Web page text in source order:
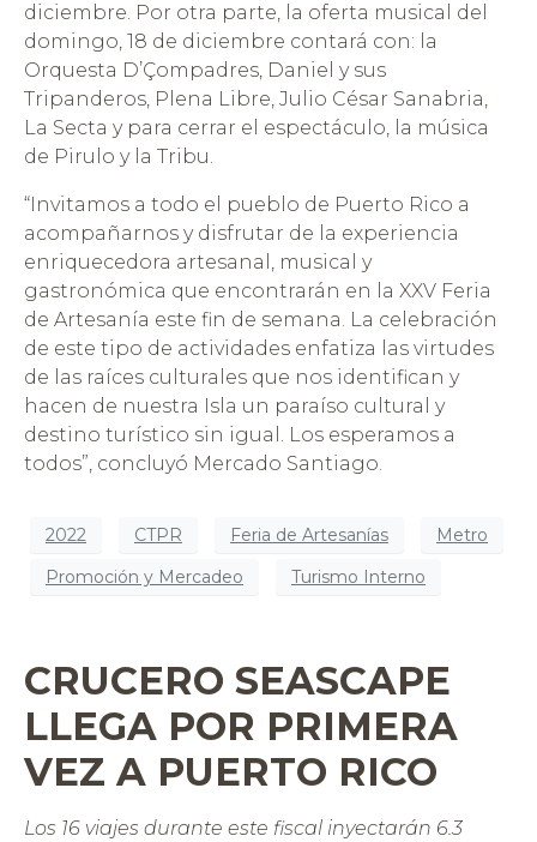
diciembre. Por otra parte, la oferta musical del
domingo, 18 de diciembre contará con: la
Orquesta D’Çompadres, Daniel y sus
Tripanderos, Plena Libre, Julio César Sanabria,
La Secta y para cerrar el espectáculo, la música
de Pirulo y la Tribu.
“Invitamos a todo el pueblo de Puerto Rico a
acompañarnos y disfrutar de la experiencia
enriquecedora artesanal, musical y
gastronómica que encontrarán en la XXV Feria
de Artesanía este fin de semana. La celebración
de este tipo de actividades enfatiza las virtudes
de las raíces culturales que nos identifican y
hacen de nuestra Isla un paraíso cultural y
destino turístico sin igual. Los esperamos a
todos”, concluyó Mercado Santiago.
2022 CTPR Feria de Artesanías
Metro
Promoción y Mercadeo
Turismo Interno
CRUCERO SEASCAPE
LLEGA POR PRIMERA
VEZ A PUERTO RICO
Los 16 viajes durante este fiscal inyectarán 6.3